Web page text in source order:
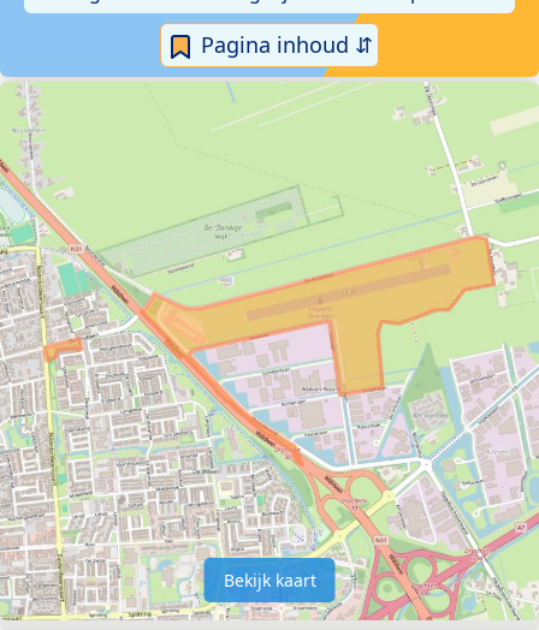
Pagina inhoud ⇵
Bekijk kaart